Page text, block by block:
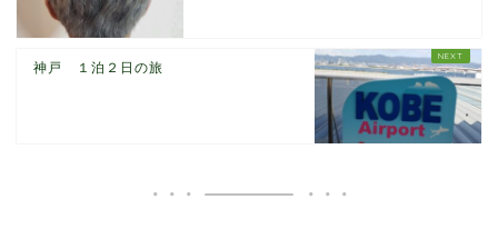
神戸 １泊２日の旅